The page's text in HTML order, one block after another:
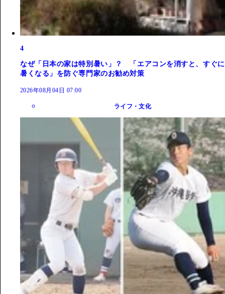
4
なぜ「日本の家は特別暑い」？ 「エアコンを消すと、すぐに
暑くなる」を防ぐ専門家のお勧め対策
2026年08月04日 07:00
ライフ・文化